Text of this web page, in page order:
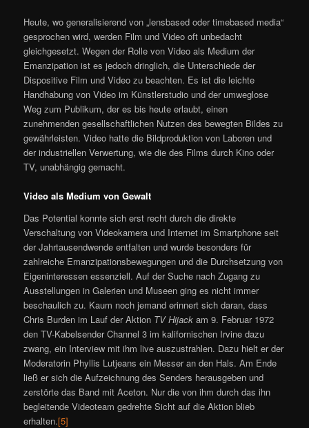
Heute, wo generalisierend von „lensbased oder timebased media“
gesprochen wird, werden Film und Video oft unbedacht
gleichgesetzt. Wegen der Rolle von Video als Medium der
Emanzipation ist es jedoch dringlich, die Unterschiede der
Dispositive Film und Video zu beachten. Es ist die leichte
Handhabung von Video im Künstlerstudio und der umweglose
Weg zum Publikum, der es bis heute erlaubt, einen
zunehmenden gesellschaftlichen Nutzen des bewegten Bildes zu
gewährleisten. Video hatte die Bildproduktion von Laboren und
der industriellen Verwertung, wie die des Films durch Kino oder
TV, unabhängig gemacht.
Video als Medium von Gewalt
Das Potential konnte sich erst recht durch die direkte
Verschaltung von Videokamera und Internet im Smartphone seit
der Jahrtausendwende entfalten und wurde besonders für
zahlreiche Emanzipationsbewegungen und die Durchsetzung von
Eigeninteressen essenziell. Auf der Suche nach Zugang zu
Ausstellungen in Galerien und Museen ging es nicht immer
beschaulich zu. Kaum noch jemand erinnert sich daran, dass
Chris Burden im Lauf der Aktion TV Hijack am 9. Februar 1972
den TV-Kabelsender Channel 3 im kalifornischen Irvine dazu
zwang, ein Interview mit ihm live auszustrahlen. Dazu hielt er der
Moderatorin Phyllis Lutjeans ein Messer an den Hals. Am Ende
ließ er sich die Aufzeichnung des Senders herausgeben und
zerstörte das Band mit Aceton. Nur die von ihm durch das ihn
begleitende Videoteam gedrehte Sicht auf die Aktion blieb
erhalten.[5]